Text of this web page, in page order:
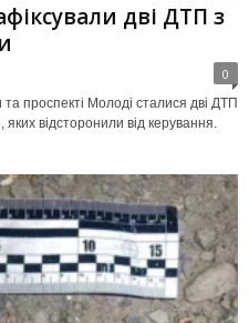
дві ДТП з
0
та проспекті Молоді сталися дві ДТП
яких відсторонили від керування.